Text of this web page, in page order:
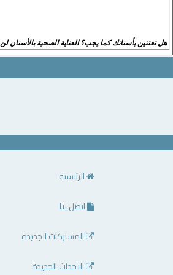
هل تعتنين بأسنانك كما يجب؟ العناية الصحية بالأسنان
الرئيسية
اتصل بنا
المشاركات الجديدة
الاحداث الجديدة